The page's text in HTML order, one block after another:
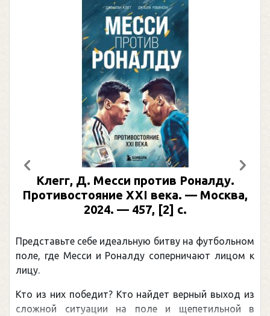
Клегг, Д. Месси против Роналду.
Противостояние XXI века. — Москва,
2024. — 457, [2] с.
Представьте себе идеальную битву на футбольном
поле, где Месси и Роналду соперничают лицом к
лицу.
Кто из них победит? Кто найдет верный выход из
сложной ситуации на поле и щепетильной в
Предыдущий